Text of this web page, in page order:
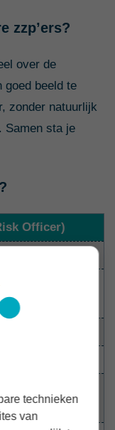
zzp’ers?
over de
goed beeld te
zonder natuurlijk
Samen sta je
Officer)
4 jaar
technieken
van